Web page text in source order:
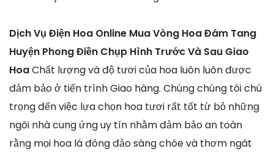
Dịch Vụ Điện Hoa Online Mua Vòng Hoa Đám Tang
Huyện Phong Điền Chụp Hình Trước Và Sau Giao
HoaChất lượng và độ tươi của hoa luôn luôn được
đảm bảo ở tiến trình Giao hàng. Chúng chúng tôi chú
trọng đến việc lựa chọn hoa tươi rất tốt từ bỏ những
ngôi nhà cung ứng uy tín nhằm đảm bảo an toàn
rằng mọi hoa lá đông đảo sáng chóe và thơm ngát